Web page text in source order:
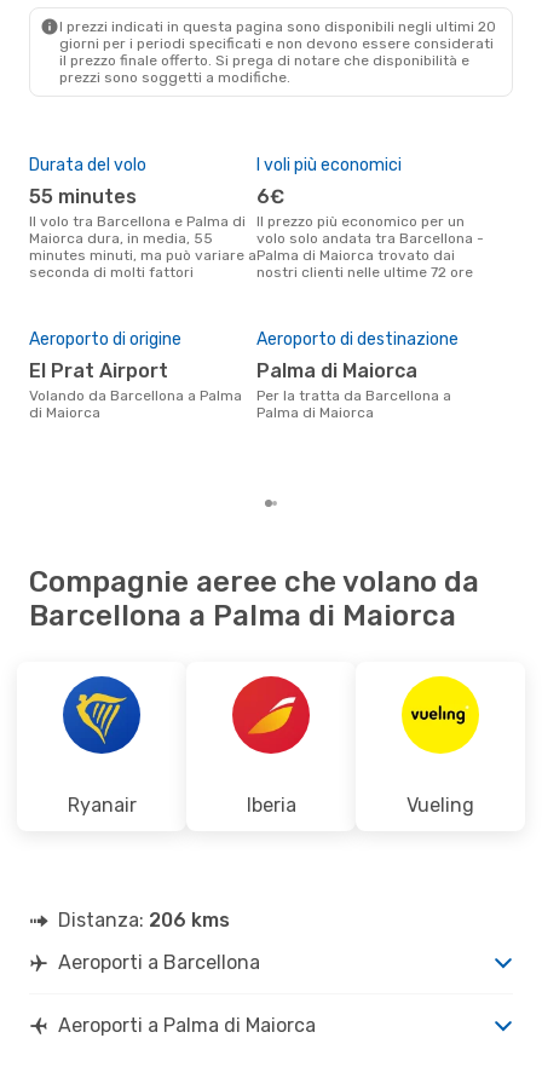
I prezzi indicati in questa pagina sono disponibili negli ultimi 20
giorni per i periodi specificati e non devono essere considerati
il ​​prezzo finale offerto. Si prega di notare che disponibilità e
prezzi sono soggetti a modifiche.
Durata del volo
55 minutes
Il volo tra Barcellona e Palma di
Maiorca dura, in media, 55
minutes minuti, ma può variare a
seconda di molti fattori
I voli più economici
6€
Il prezzo più economico per un
volo solo andata tra Barcellona -
Palma di Maiorca trovato dai
nostri clienti nelle ultime 72 ore
Aeroporto di origine
El Prat Airport
Volando da Barcellona a Palma
di Maiorca
Aeroporto di destinazione
Palma di Maiorca
Per la tratta da Barcellona a
Palma di Maiorca
Compagnie aeree che volano da
Barcellona a Palma di Maiorca
Ryanair Iberia Vueling
Distanza: 206 kms
Aeroporti a Barcellona
Aeroporti a Palma di Maiorca